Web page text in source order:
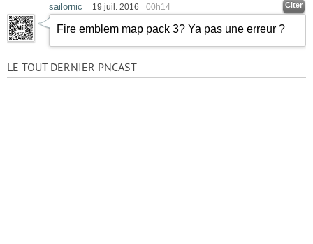
sailornic 19 juil. 2016 00h14 Citer
Fire emblem map pack 3? Ya pas une erreur ?
LE TOUT DERNIER PNCAST